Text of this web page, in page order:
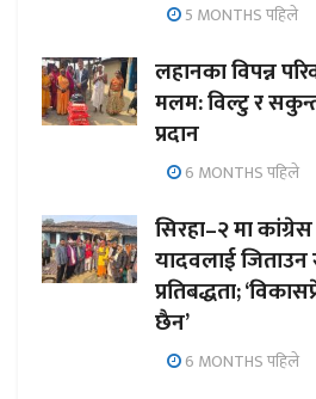
5 MONTHS पहिले
लहानका विपन्न
मलम: विल्टु र
प्रदान
6 MONTHS पहिले
सिरहा–२ मा कांग्रेस
यादवलाई
प्रतिबद्धता;
छैन’
6 MONTHS पहिले